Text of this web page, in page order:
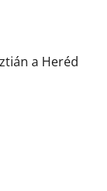
a Heréd